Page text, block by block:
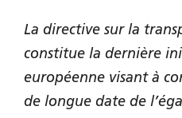
La directive sur la
constitue la dernière
européenne visant à
de longue date de